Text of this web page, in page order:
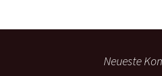
Neueste